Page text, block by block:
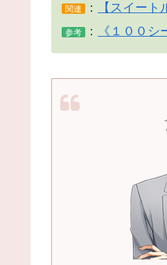
関連 ： 【スイー
参考 ： 《１００